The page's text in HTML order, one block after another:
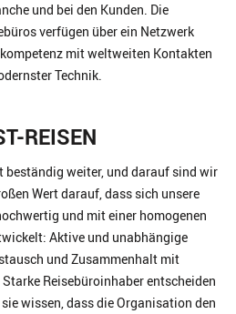
und bei den Kunden. Die
verfügen über ein Netzwerk
mit weltweiten Kontakten
Technik.
REISEN
beständig weiter, und darauf sind wir
Wert darauf, dass sich unsere
und mit einer homogenen
Aktive und unabhängige
und Zusammenhalt mit
Reisebüroinhaber entscheiden
wissen, dass die Organisation den